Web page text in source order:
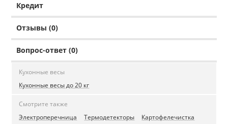
Кредит
Отзывы (0)
Вопрос-ответ (0)
Кухонные весы
Кухонные весы до 20 кг
Смотрите также
Электроперечница
Термодетекторы
Картофелечистка